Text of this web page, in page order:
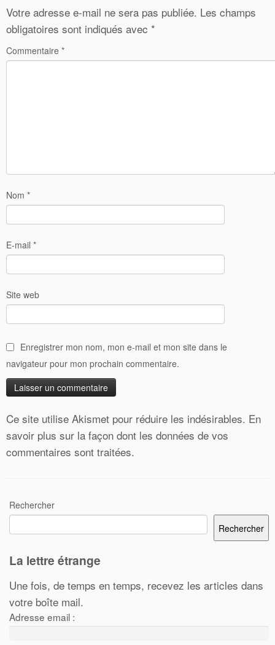
Votre adresse e-mail ne sera pas publiée. Les champs
obligatoires sont indiqués avec *
Commentaire *
Nom *
E-mail *
Site web
Enregistrer mon nom, mon e-mail et mon site dans le
navigateur pour mon prochain commentaire.
Ce site utilise Akismet pour réduire les indésirables. En
savoir plus sur la façon dont les données de vos
commentaires sont traitées.
Rechercher
Rechercher
La lettre étrange
Une fois, de temps en temps, recevez les articles dans
votre boîte mail.
Adresse email :